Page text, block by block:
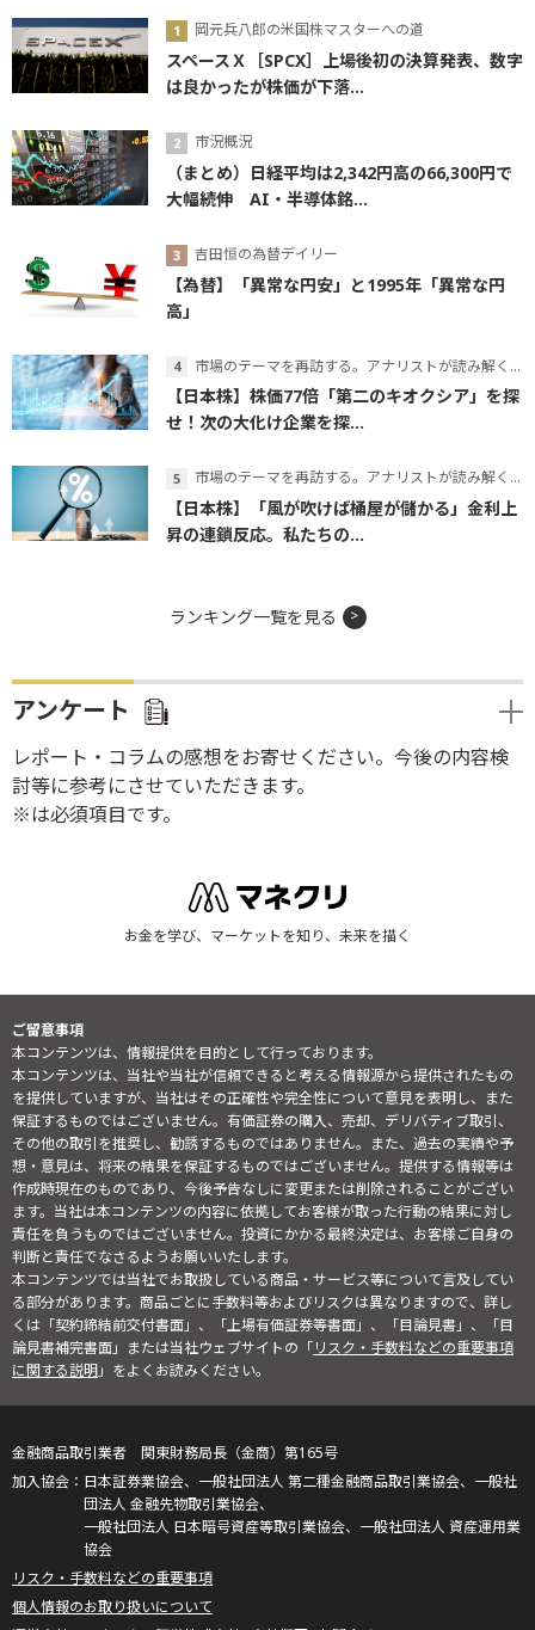
岡元兵八郎の米国株マスターへの道
スペースＸ［SPCX］上場後初の決算発表、数字
は良かったが株価が下落...
市況概況
（まとめ）日経平均は2,342円高の66,300円で
大幅続伸 AI・半導体銘...
吉田恒の為替デイリー
【為替】「異常な円安」と1995年「異常な円
高」
市場のテーマを再訪する。アナリストが読み解くテーマの本質
【日本株】株価77倍「第二のキオクシア」を探
せ！次の大化け企業を探...
市場のテーマを再訪する。アナリストが読み解くテーマの本質
【日本株】「風が吹けば桶屋が儲かる」金利上
昇の連鎖反応。私たちの...
ランキング一覧を見る
アンケート
レポート・コラムの感想をお寄せください。今後の内容検
討等に参考にさせていただきます。
※は必須項目です。
お金を学び、マーケットを知り、未来を描く
ご留意事項
本コンテンツは、情報提供を目的として行っております。
本コンテンツは、当社や当社が信頼できると考える情報源から提供されたもの
を提供していますが、当社はその正確性や完全性について意見を表明し、また
保証するものではございません。有価証券の購入、売却、デリバティブ取引、
その他の取引を推奨し、勧誘するものではありません。また、過去の実績や予
想・意見は、将来の結果を保証するものではございません。提供する情報等は
作成時現在のものであり、今後予告なしに変更または削除されることがござい
ます。当社は本コンテンツの内容に依拠してお客様が取った行動の結果に対し
責任を負うものではございません。投資にかかる最終決定は、お客様ご自身の
判断と責任でなさるようお願いいたします。
本コンテンツでは当社でお取扱している商品・サービス等について言及してい
る部分があります。商品ごとに手数料等およびリスクは異なりますので、詳し
くは「契約締結前交付書面」、「上場有価証券等書面」、「目論見書」、「目
論見書補完書面」または当社ウェブサイトの「リスク・手数料などの重要事項
に関する説明」をよくお読みください。
金融商品取引業者 関東財務局長（金商）第165号
日本証券業協会、一般社団法人 第二種金融商品取引業協会、一般社
団法人 金融先物取引業協会、
一般社団法人 日本暗号資産等取引業協会、一般社団法人 資産運用業
協会
リスク・手数料などの重要事項
個人情報のお取り扱いについて